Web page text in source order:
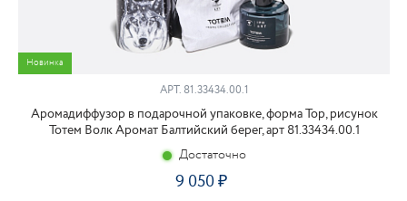
Новинка
АРТ.81.33434.00.1
Аромадиффузор в подарочной упаковке, форма Тор, рисунок
Тотем Волк Аромат Балтийский берег, арт 81.33434.00.1
Достаточно
9 050